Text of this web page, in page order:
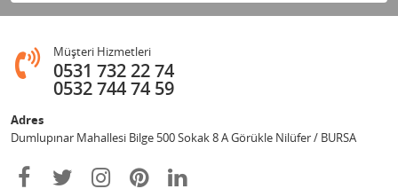
Müşteri Hizmetleri
0531 732 22 74
0532 744 74 59
Adres
Dumlupınar Mahallesi Bilge 500 Sokak 8 A Görükle Nilüfer / BURSA